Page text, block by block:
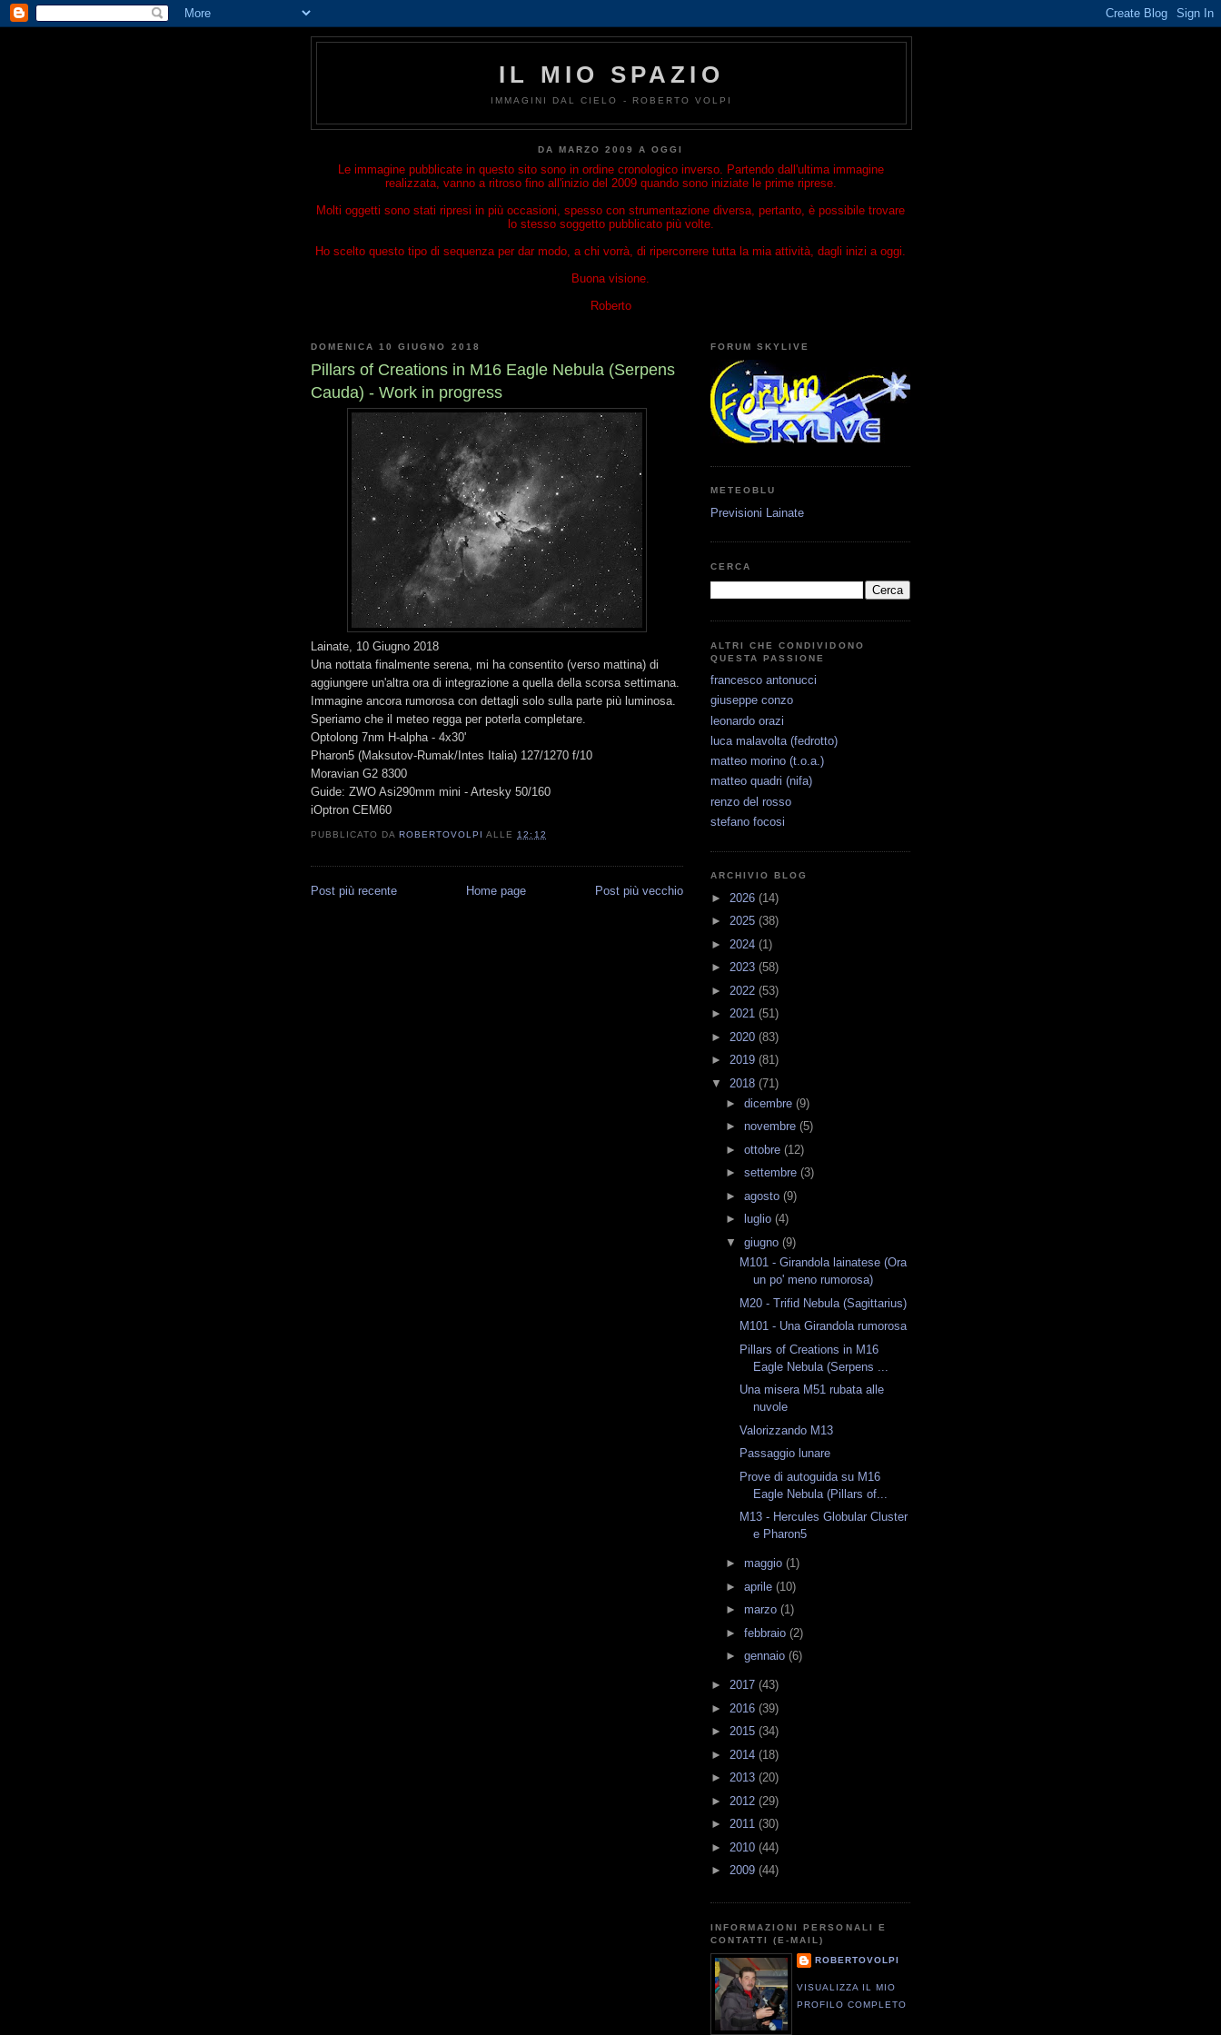
IL MIO SPAZIO
IMMAGINI DAL CIELO - ROBERTO VOLPI
DA MARZO 2009 A OGGI
Le immagine pubblicate in questo sito sono in ordine cronologico inverso. Partendo dall'ultima immagine
realizzata, vanno a ritroso fino all'inizio del 2009 quando sono iniziate le prime riprese.
Molti oggetti sono stati ripresi in più occasioni, spesso con strumentazione diversa, pertanto, è possibile trovare
lo stesso soggetto pubblicato più volte.
Ho scelto questo tipo di sequenza per dar modo, a chi vorrà, di ripercorrere tutta la mia attività, dagli inizi a oggi.
Buona visione.
Roberto
DOMENICA 10 GIUGNO 2018
Pillars of Creations in M16 Eagle Nebula (Serpens
Cauda) - Work in progress
Lainate, 10 Giugno 2018
Una nottata finalmente serena, mi ha consentito (verso mattina) di
aggiungere un'altra ora di integrazione a quella della scorsa settimana.
Immagine ancora rumorosa con dettagli solo sulla parte più luminosa.
Speriamo che il meteo regga per poterla completare.
Optolong 7nm H-alpha - 4x30'
Pharon5 (Maksutov-Rumak/Intes Italia) 127/1270 f/10
Moravian G2 8300
Guide: ZWO Asi290mm mini - Artesky 50/160
iOptron CEM60
PUBBLICATO DAROBERTOVOLPI ALLE 12:12
Post più recente Post più vecchio
Home page
FORUM SKYLIVE
METEOBLU
Previsioni Lainate
CERCA
ALTRI CHE CONDIVIDONO
QUESTA PASSIONE
francesco antonucci
giuseppe conzo
leonardo orazi
luca malavolta (fedrotto)
matteo morino (t.o.a.)
matteo quadri (nifa)
renzo del rosso
stefano focosi
ARCHIVIO BLOG
► 2026 (14)
► 2025 (38)
► 2024 (1)
► 2023 (58)
► 2022 (53)
► 2021 (51)
► 2020 (83)
► 2019 (81)
▼ 2018 (71)
► dicembre (9)
► novembre (5)
► ottobre (12)
► settembre (3)
► agosto (9)
►
luglio (4)
▼ giugno (9)
M101 - Girandola lainatese (Ora
un po' meno rumorosa)
M20 - Trifid Nebula (Sagittarius)
M101 - Una Girandola rumorosa
Pillars of Creations in M16
Eagle Nebula (Serpens ...
Una misera M51 rubata alle
nuvole
Valorizzando M13
Passaggio lunare
Prove di autoguida su M16
Eagle Nebula (Pillars of...
M13 - Hercules Globular Cluster
e Pharon5
► maggio (1)
► aprile (10)
► marzo (1)
► febbraio (2)
► gennaio (6)
► 2017 (43)
► 2016 (39)
► 2015 (34)
► 2014 (18)
► 2013 (20)
► 2012 (29)
► 2011 (30)
► 2010 (44)
► 2009 (44)
INFORMAZIONI PERSONALI E
CONTATTI (E-MAIL)
ROBERTOVOLPI
VISUALIZZA IL MIO
PROFILO COMPLETO